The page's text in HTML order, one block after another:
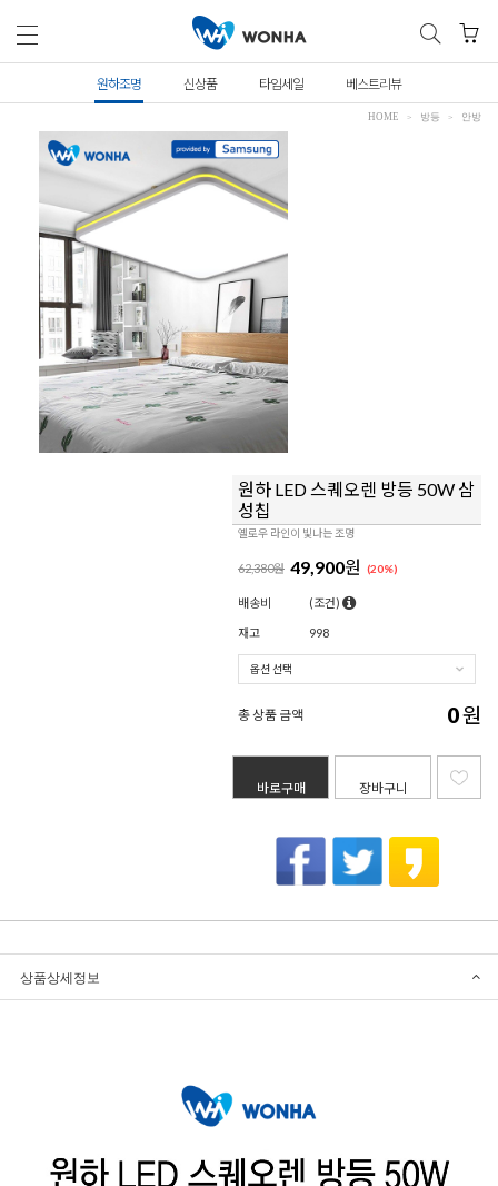
원하조명 신상품 타임세일 베스트리뷰
HOME 방등 안방
원하 LED 스퀘오렌 방등 50W 삼
성칩
옐로우 라인이 빛나는 조명
62,380원 49,900원 (20%)
배송비 (조건)
재고 998
총 상품 금액 0원
바로구매 장바구니
상품상세정보